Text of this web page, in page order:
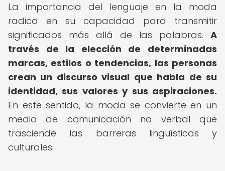
La importancia del lenguaje en la moda
radica en su capacidad para transmitir
significados más allá de las palabras. A
través de la elección de determinadas
marcas, estilos o tendencias, las personas
crean un discurso visual que habla de su
identidad, sus valores y sus aspiraciones.
En este sentido, la moda se convierte en un
medio de comunicación no verbal que
trasciende las barreras lingüísticas y
culturales.